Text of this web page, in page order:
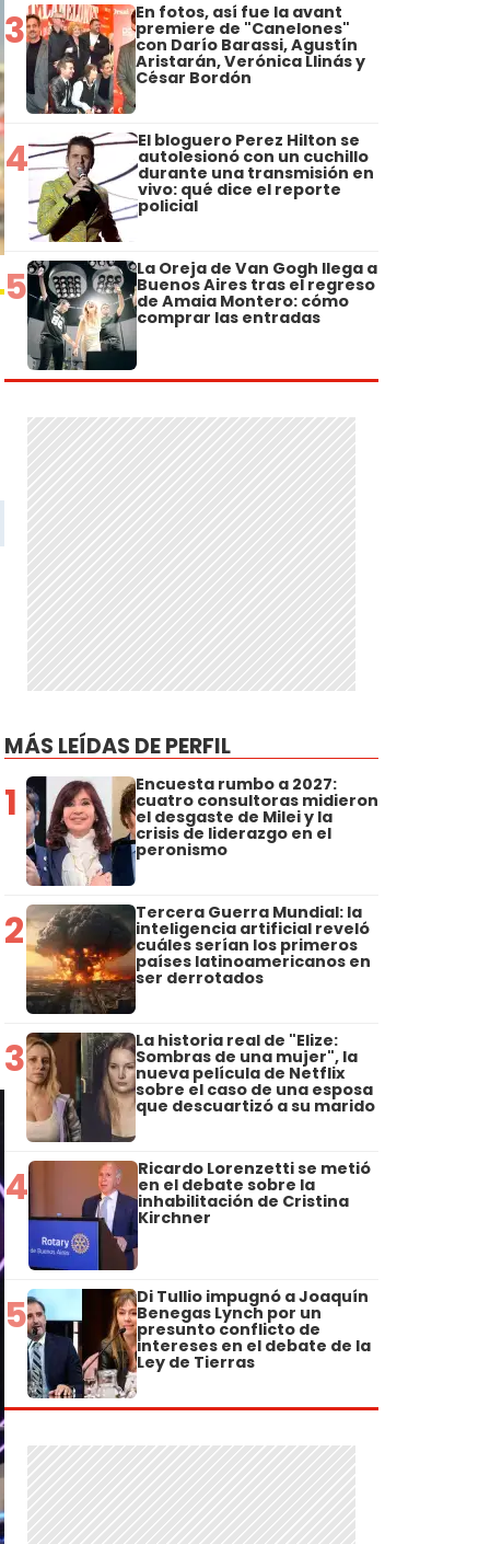
3 En fotos, así fue la avant
premiere de "Canelones"
con Darío Barassi, Agustín
Aristarán, Verónica Llinás y
César Bordón
4 El bloguero Perez Hilton se
autolesionó con un cuchillo
durante una transmisión en
vivo: qué dice el reporte
policial
5 La Oreja de Van Gogh llega a
Buenos Aires tras el regreso
de Amaia Montero: cómo
comprar las entradas
MÁS LEÍDAS DE PERFIL
1 Encuesta rumbo a 2027:
cuatro consultoras midieron
el desgaste de Milei y la
crisis de liderazgo en el
peronismo
2 Tercera Guerra Mundial: la
inteligencia artificial reveló
cuáles serían los primeros
países latinoamericanos en
ser derrotados
3 La historia real de "Elize:
Sombras de una mujer", la
nueva película de Netflix
sobre el caso de una esposa
que descuartizó a su marido
4 Ricardo Lorenzetti se metió
en el debate sobre la
inhabilitación de Cristina
Kirchner
5 Di Tullio impugnó a Joaquín
Benegas Lynch por un
presunto conflicto de
intereses en el debate de la
Ley de Tierras